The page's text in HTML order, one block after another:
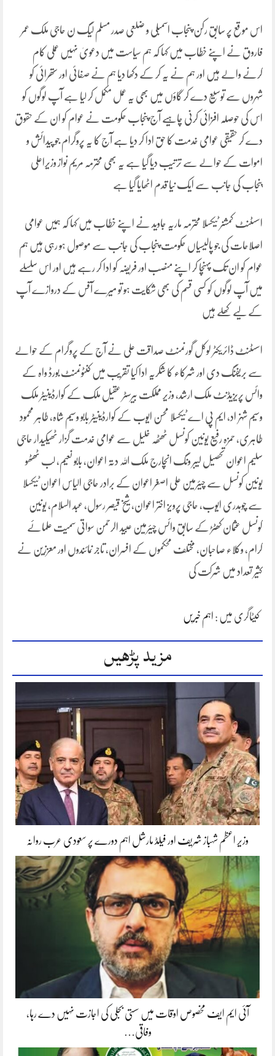
اس موقع پر سابق رکن پنجاب اسمبلی و ضلعی صدر مسلم لیگ ن حاجی ملک عمر
فاروق نے اپنے خطاب میں کہا کہ ہم سیاست میں دعویٰ نہیں عملی کام
کرنے والے ہیں اور ہم نے یہ کر کے دکھا دیا ہم نے صفائی اور ستھرائی کو
شہروں سے توسیع دے کر گاؤں میں بھی یہ عمل مکمل کر لیا ہے آپ لوگوں کو
اس کی حوصلہ افزائی کرنی چاہیے آج پنجاب حکومت نے عوام کو ان کے حقوق
دے کر حقیقی عوامی خدمت کا حق ادا کر دیا ہے آج کا یہ پروگرام جو پیدائش و
اموات کے حوالے سے ترتیب دیا گیا ہے یہ بھی محترمہ مریم نواز وزیراعلی
پنجاب کی جانب سے ایک نیا قدم اٹھایا گیا ہے
اسسٹنٹ کمشنر ٹیکسلا محترمہ ماریہ جاوید نے اپنے خطاب میں کہا کہ ہمیں عوامی
اصلاحات کی جو پالیسیاں حکومت پنجاب کی جانب سے موصول ہو رہی ہیں ہم
عوام کو ان تک پہنچا کر اپنے منصب اور فریضہ کو ادا کر رہے ہیں اور اس سلسلے
میں آپ لوگوں کو کسی قسم کی بھی شکایت ہو تو میرے آفس کے دروازے آپ
کے لیے کھلے ہیں
اسسٹنٹ ڈائریکٹر لوکل گورنمنٹ صداقت علی نے آج کے پروگرام کے حوالے
سے بریفنگ دی اور شرکاء کا شکریہ ادا کیا تقریب میں کنٹونمنٹ بورڈ واہ کے
وائس پریزیڈنٹ ملک ارشد، وزیر مملکت بیرسٹر عقیل ملک کے کوارڈینیٹر ملک
وسیم شہزاد، ایم پی اے ٹیکسلا محسن ایوب کے کوارڈینیٹر بابو وسیم شاہ، طاہر محمود
طاہری، حمزہ رفیع یونین کونسل ٹھٹھہ خلیل سے عوامی خدمت گزار ٹھیکیدار حاجی
سلیم اعوان تحصیل لیبر ونگ انچارج ملک اللہ دتہ اعوان، بابو نعیم، لب ٹھٹھو
یونین کونسل سے چیئرمین علی اصغر اعوان کے برادر حاجی الیاس اعوان ٹیکسلا
سے چوہدری ایوب، حاجی پرویز اختر اعوان، شیخ قیصر رسول، عبد السلام، یونین
کونسل عثمان کھٹڑ کے سابق وائس چیئرمین عبید الرحمن سواتی سمیت علمائے
کرام، وکلاء صاحبان، مختلف محکموں کے افسران، تاجر نمائندوں اور معززین نے
کثیر تعداد میں شرکت کی
کیٹاگری میں : اہم خبریں
مزید پڑھیں
وزیر اعظم شہباز شریف اور فیلڈ مارشل اہم دورے پر سعودی عرب روانہ
آئی ایم ایف مخصوص اوقات میں سستی بجلی کی اجازت نہیں دے رہا،
وفاقی…